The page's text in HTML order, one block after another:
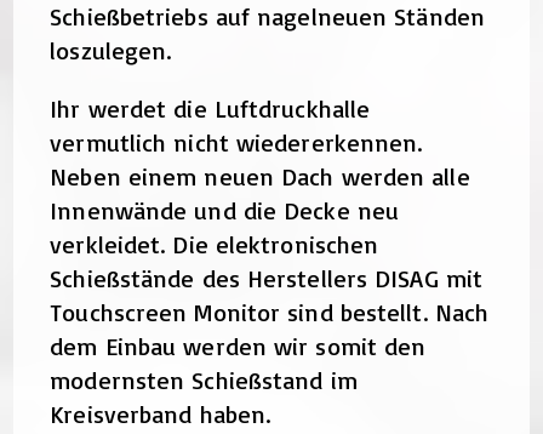
Schießbetriebs auf nagelneuen Ständen
loszulegen.
Ihr werdet die Luftdruckhalle
vermutlich nicht wiedererkennen.
Neben einem neuen Dach werden alle
Innenwände und die Decke neu
verkleidet. Die elektronischen
Schießstände des Herstellers DISAG mit
Touchscreen Monitor sind bestellt. Nach
dem Einbau werden wir somit den
modernsten Schießstand im
Kreisverband haben.